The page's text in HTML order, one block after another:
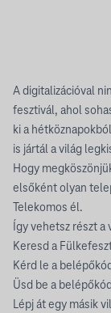
A digitalizációval
fesztivál, ahol
ki a
is jártál a világ
Hogy
elsőként olyan
Telekomos él.
Így vehetsz részt
Keresd a
Kérd le a
Üsd be a
Lépj át egy másik